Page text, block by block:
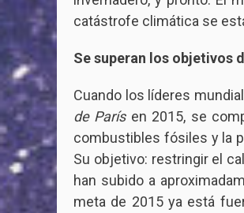
catástrofe climática se
Se superan los objetivos
Cuando los líderes
de Parísen 2015, se
combustibles fósiles y la
Su objetivo: restringir el
han subido a
meta de 2015 ya está